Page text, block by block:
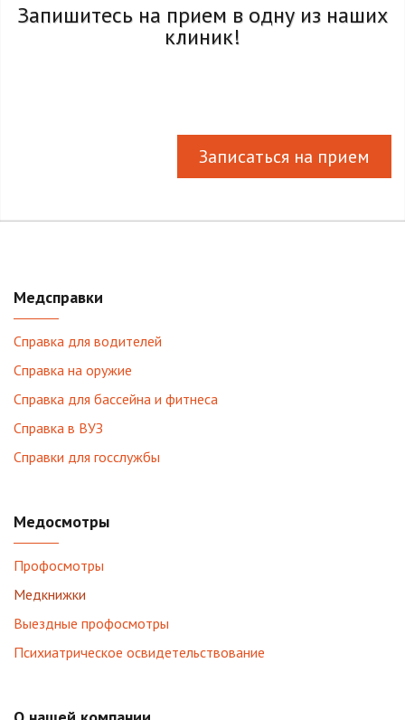
Запишитесь на прием в одну из наших
клиник!
Записаться на прием
Медсправки
Справка для водителей
Справка на оружие
Справка для бассейна и фитнеса
Справка в ВУЗ
Справки для госслужбы
Медосмотры
Профосмотры
Медкнижки
Выездные профосмотры
Психиатрическое освидетельствование